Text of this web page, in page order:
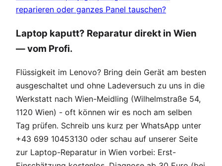
reparieren oder ganzes Panel tauschen?
Laptop kaputt? Reparatur direkt in Wien
— vom Profi.
Flüssigkeit im Lenovo? Bring dein Gerät am besten
ausgeschaltet und ohne Ladeversuch zu uns in die
Werkstatt nach Wien-Meidling (Wilhelmstraße 54,
1120 Wien) - oft können wir es noch am selben
Tag prüfen. Schreib uns kurz per WhatsApp unter
+43 699 10453130 oder schau auf unserer Seite
zur Laptop-Reparatur in Wien vorbei: Erst-